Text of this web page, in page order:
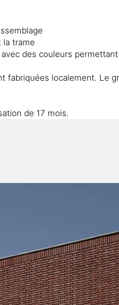
la trame
des couleurs
localement. Le
de 17 mois.